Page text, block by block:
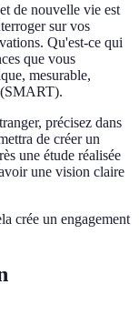
de nouvelle vie est
sur vos
Qu'est-ce qui
que vous
mesurable,
(SMART).
précisez dans
de créer un
une étude réalisée
une vision claire
crée un engagement